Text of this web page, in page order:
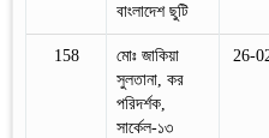
বাংলাদেশ ছুটি
158
মোঃ জাকিয়া
সুলতানা, কর
পরিদর্শক,
সার্কেল-১৩
26-